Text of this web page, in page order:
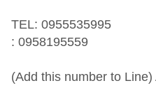
TEL: 0955535995
: 0958195559
(Add this number to